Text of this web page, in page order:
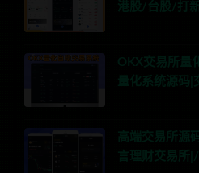
港股/台股/打
OKX交易所量
量化系统源码|
高端交易所源
言理财交易所